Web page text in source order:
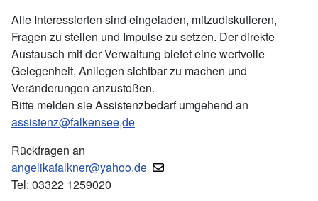
Alle Interessierten sind eingeladen, mitzudiskutieren,
Fragen zu stellen und Impulse zu setzen. Der direkte
Austausch mit der Verwaltung bietet eine wertvolle
Gelegenheit, Anliegen sichtbar zu machen und
Veränderungen anzustoßen.
Bitte melden sie Assistenzbedarf umgehend an
assistenz@falkensee,de
Rückfragen an
angelikafalkner@yahoo.de
Tel: 03322 1259020